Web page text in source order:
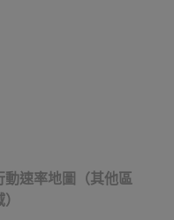
動速率地圖（其他區